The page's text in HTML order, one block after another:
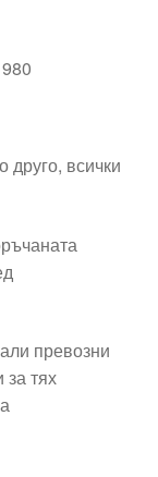
друго, всички
превозни
тях